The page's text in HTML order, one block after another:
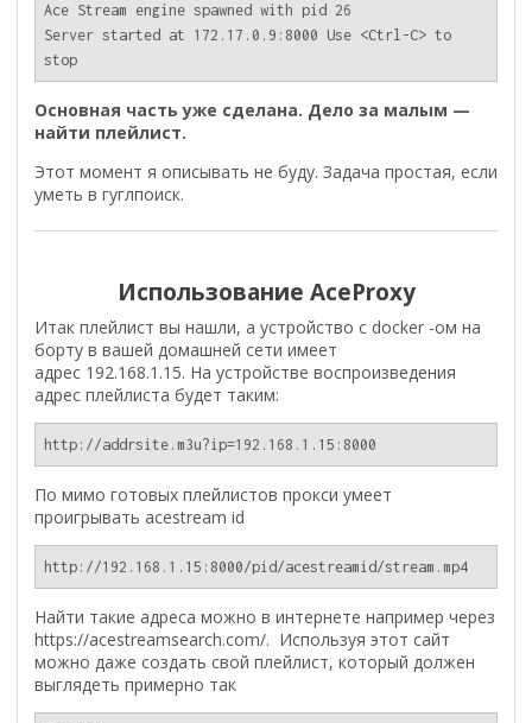
Ace Stream engine spawned with pid 26
Server started at 172.17.0.9:8000 Use <Ctrl-C> to
Основная часть уже сделана. Дело за малым —
найти плейлист.
Этот момент я описывать не буду. Задача простая, если
уметь в гуглпоиск.
Использование AceProxy
Итак плейлист вы нашли, а устройство с docker -ом на
борту в вашей домашней сети имеет
адрес 192.168.1.15. На устройстве воспроизведения
адрес плейлиста будет таким:
http://addrsite.m3u?ip=192.168.1.15:8000
По мимо готовых плейлистов прокси умеет
проигрывать acestream id
http://192.168.1.15:8000/pid/acestreamid/stream.mp4
Найти такие адреса можно в интернете например через
https://acestreamsearch.com/. Используя этот сайт
можно даже создать свой плейлист, который должен
выглядеть примерно так